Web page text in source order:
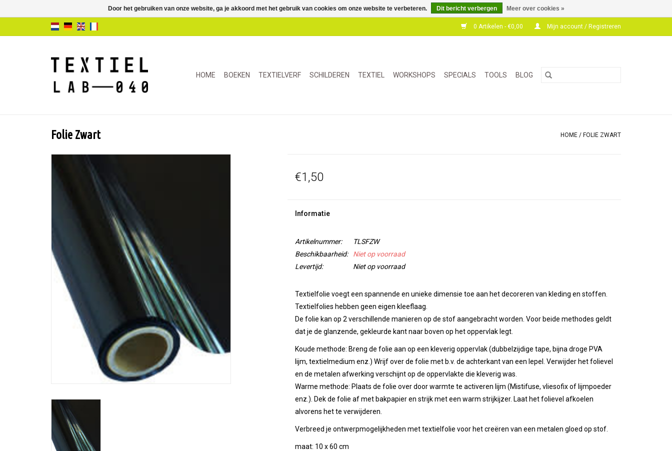
0 Artikelen - €0,00 Mijn account / Registreren
HOME BOEKEN TEXTIELVERF SCHILDEREN TEXTIEL WORKSHOPS SPECIALS TOOLS BLOG
Folie Zwart HOME / FOLIE ZWART
€1,50
Informatie
Artikelnummer:
TLSFZW
Beschikbaarheid:
Niet op voorraad
Levertijd:
Niet op voorraad
Textielfolie voegt een spannende en unieke dimensie toe aan het decoreren van kleding en stoffen.
Textielfolies hebben geen eigen kleeflaag.
De folie kan op 2 verschillende manieren op de stof aangebracht worden. Voor beide methodes geldt
dat je de glanzende, gekleurde kant naar boven op het oppervlak legt.
Koude methode: Breng de folie aan op een kleverig oppervlak (dubbelzijdige tape, bijna droge PVA
lijm, textielmedium enz.) Wrijf over de folie met b.v. de achterkant van een lepel. Verwijder het folievel
en de metalen afwerking verschijnt op de oppervlakte die kleverig was.
Warme methode: Plaats de folie over door warmte te activeren lijm (Mistifuse, vliesofix of lijmpoeder
enz.). Dek de folie af met bakpapier en strijk met een warm strijkijzer. Laat het folievel afkoelen
alvorens het te verwijderen.
Verbreed je ontwerpmogelijkheden met textielfolie voor het creëren van een metalen gloed op stof.
maat: 10 x 60 cm
Door het gebruiken van onze website, ga je akkoord met het gebruik van cookies om onze website te verbeteren. Dit bericht verbergen Meer over cookies »